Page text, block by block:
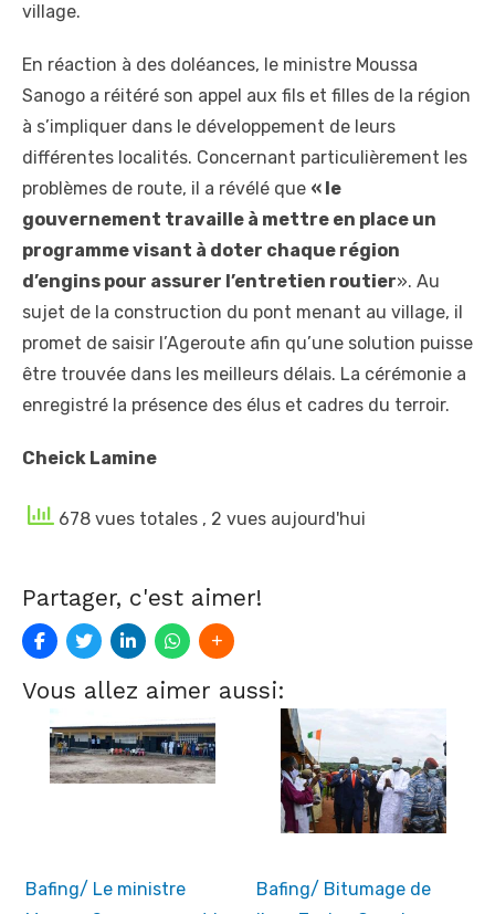
village.
En réaction à des doléances, le ministre Moussa
Sanogo a réitéré son appel aux fils et filles de la région
à s’impliquer dans le développement de leurs
différentes localités. Concernant particulièrement les
problèmes de route, il a révélé que « le
gouvernement travaille à mettre en place un
programme visant à doter chaque région
d’engins pour assurer l’entretien routier». Au
sujet de la construction du pont menant au village, il
promet de saisir l’Ageroute afin qu’une solution puisse
être trouvée dans les meilleurs délais. La cérémonie a
enregistré la présence des élus et cadres du terroir.
Cheick Lamine
678 vues totales , 2 vues aujourd'hui
Partager, c'est aimer!
Vous allez aimer aussi:
Bafing/ Le ministre
Bafing/ Bitumage de